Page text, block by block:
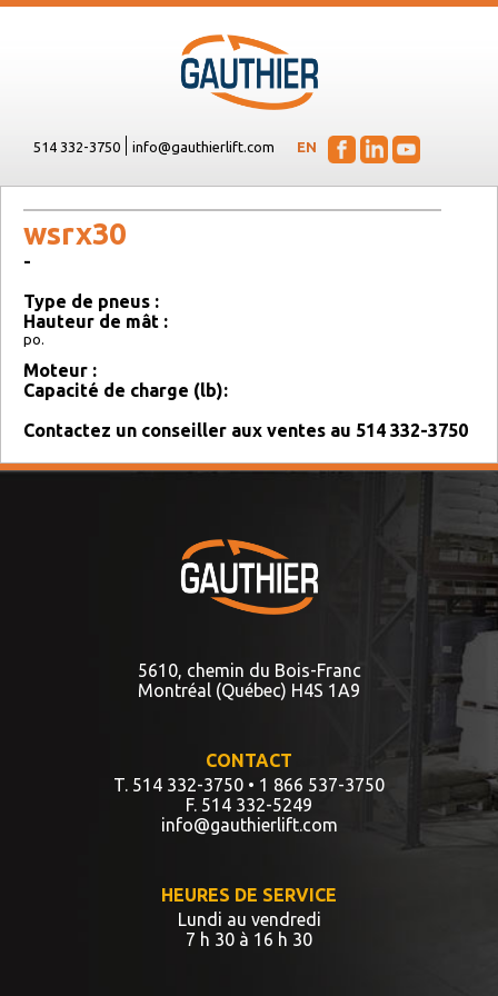
514 332-3750 info@gauthierlift.com EN
wsrx30
-
Type de pneus :
Hauteur de mât :
po.
Moteur :
Capacité de charge (lb):
Contactez un conseiller aux ventes au 514 332-3750
5610, chemin du Bois-Franc
Montréal (Québec) H4S 1A9
CONTACT
T. 514 332-3750 • 1 866 537-3750
F. 514 332-5249
info@gauthierlift.com
HEURES DE SERVICE
Lundi au vendredi
7 h 30 à 16 h 30